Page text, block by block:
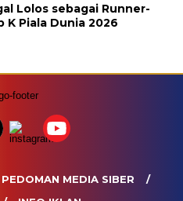
Lolos sebagai Runner-
K Piala Dunia 2026
PEDOMAN MEDIA SIBER